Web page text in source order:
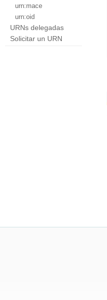
urn:mace
urn:oid
URNs delegadas
Solicitar un URN